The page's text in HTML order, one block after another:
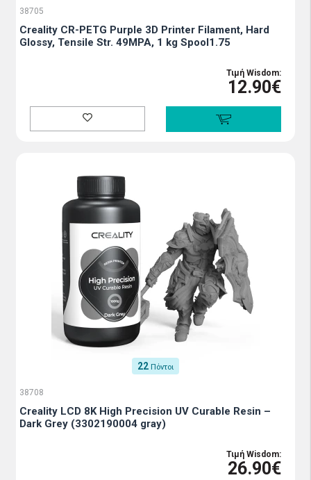
38705
Creality CR-PETG Purple 3D Printer Filament, Hard
Glossy, Tensile Str. 49MPA, 1 kg Spool1.75
Τιμή Wisdom:
12.90€
22 Πόντοι
38708
Creality LCD 8K High Precision UV Curable Resin –
Dark Grey (3302190004 gray)
Τιμή Wisdom:
26.90€